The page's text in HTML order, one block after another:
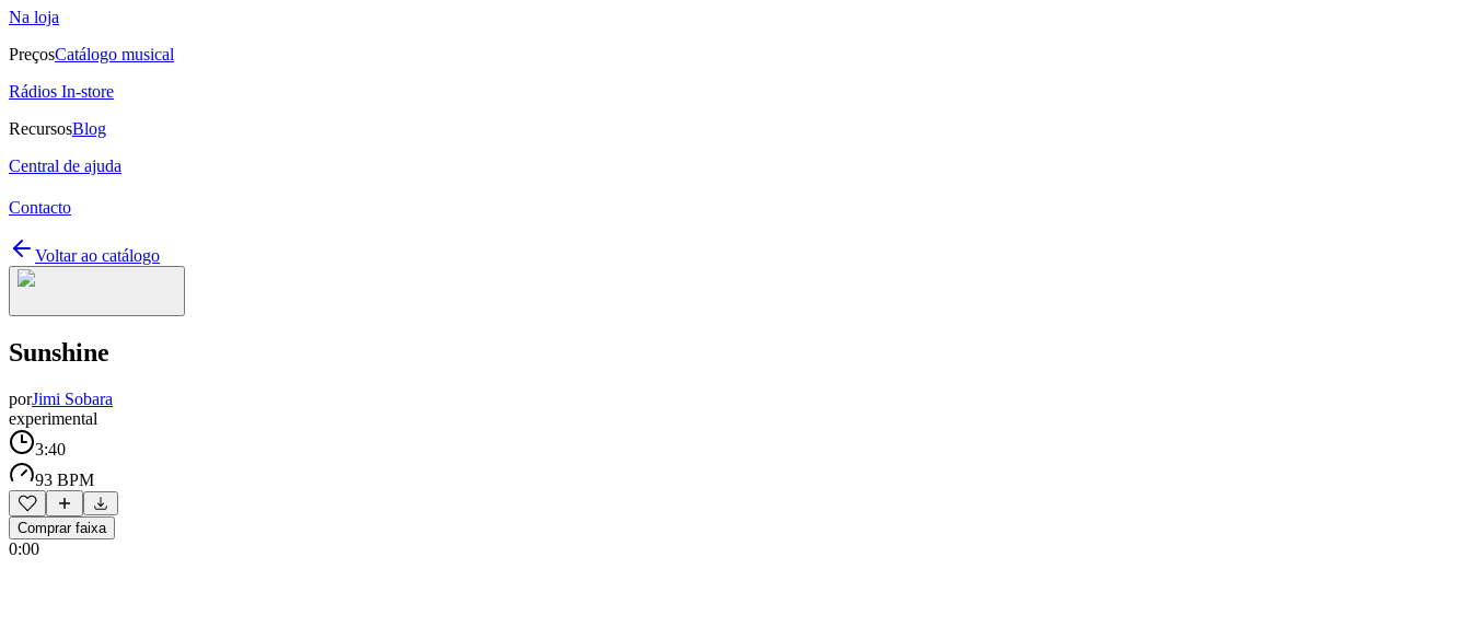
Na loja
PreçosCatálogo musical
Rádios In-store
RecursosBlog
Central de ajuda
Contacto
Voltar ao catálogo
Sunshine
porJimi Sobara
experimental
3:40
93 BPM
Comprar faixa
0:00